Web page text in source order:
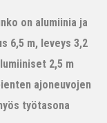
on alumiinia ja
6,5 m, leveys 3,2
2,5 m
ajoneuvojen
työtasona